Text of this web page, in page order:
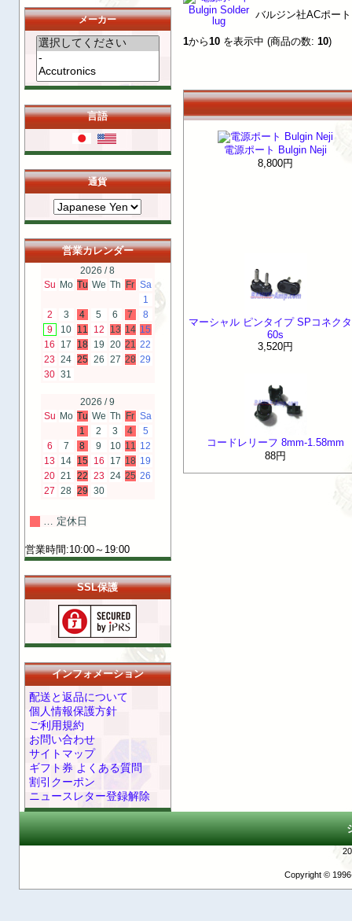
メーカー
言語
通貨
営業カレンダー
2026 / 8
Su Mo Tu We Th Fr Sa
1
2
3 4 5 6 7
8
9
10 11 12 13 14 15
16
17 18 19 20 21 22
23 24 25 26 27 28 29
30 31
2026 / 9
Su Mo Tu We Th Fr Sa
1
2 3 4
5
6
7 8 9 10 11 12
13
14 15 16 17 18 19
20 21 22 23 24 25 26
27 28 29 30
… 定休日
営業時間:10:00～19:00
SSL保護
インフォメーション
配送と返品について
個人情報保護方針
ご利用規約
お問い合わせ
サイトマップ
ギフト券 よくある質問
割引クーポン
ニュースレター登録解除
バルジン社ACポー
1から10を表示中 (商品の数: 10)
電源ポート Bulgin Neji
8,800円
マーシャル ピンタイプ SPコネク
60s
3,520円
コードレリーフ 8mm-1.58mm
88円
Copyright ©